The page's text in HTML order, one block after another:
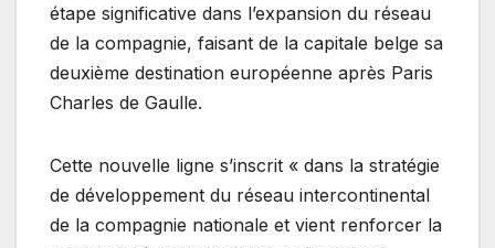
étape significative dans l’expansion du réseau
de la compagnie, faisant de la capitale belge sa
deuxième destination européenne après Paris
Charles de Gaulle.
Cette nouvelle ligne s’inscrit « dans la stratégie
de développement du réseau intercontinental
de la compagnie nationale et vient renforcer la